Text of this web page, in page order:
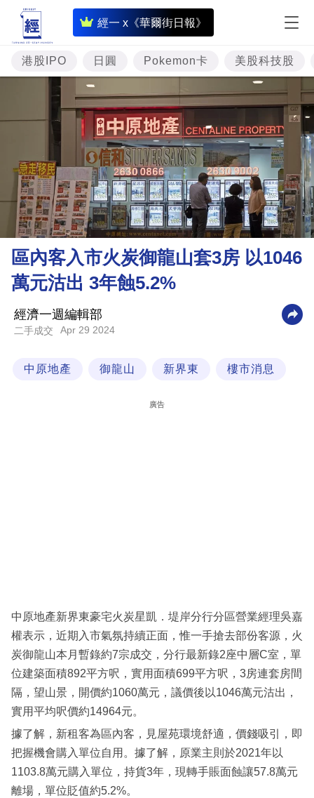
經一 x《華爾街日報》
即
時
財
經
專
題
投
資
樓
市
理
財
商
業
科
區
港股IPO 日圓 Pokemon卡 美股科技股
區內客入市火炭御龍山套3房 以1046
萬元沽出 3年蝕5.2%
經濟一週編輯部
二手成交 Apr 29 2024
中原地產 御龍山 新界東 樓市消息
廣告
中原地產新界東豪宅火炭星凱．堤岸分行分區營業經理吳嘉
權表示，近期入市氣氛持續正面，惟一手搶去部份客源，火
炭御龍山本月暫錄約7宗成交，分行最新錄2座中層C室，單
位建築面積892平方呎，實用面積699平方呎，3房連套房間
隔，望山景，開價約1060萬元，議價後以1046萬元沽出，
實用平均呎價約14964元。
據了解，新租客為區內客，見屋苑環境舒適，價錢吸引，即
把握機會購入單位自用。據了解，原業主則於2021年以
1103.8萬元購入單位，持貨3年，現轉手賬面蝕讓57.8萬元
離場，單位貶值約5.2%。